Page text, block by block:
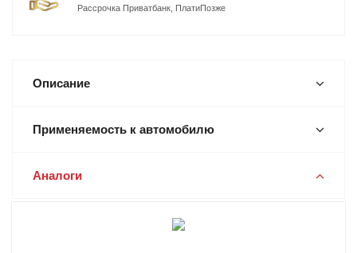
Рассрочка Приватбанк, ПлатиПозже
Описание
Применяемость к автомобилю
Аналоги